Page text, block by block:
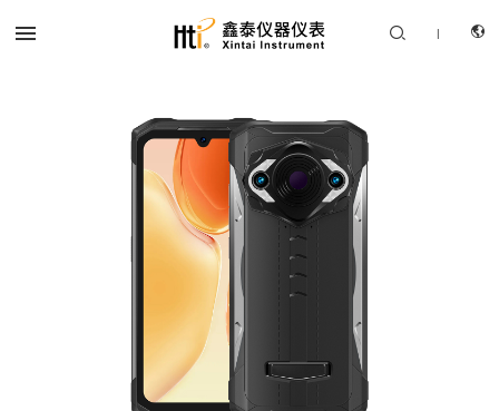
产品中心
解决方案
服务支持
关于我们
 | 